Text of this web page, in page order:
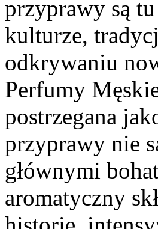
przyprawy są
kulturze,
odkrywaniu
Perfumy
postrzegana
przyprawy nie
głównymi
aromatyczny